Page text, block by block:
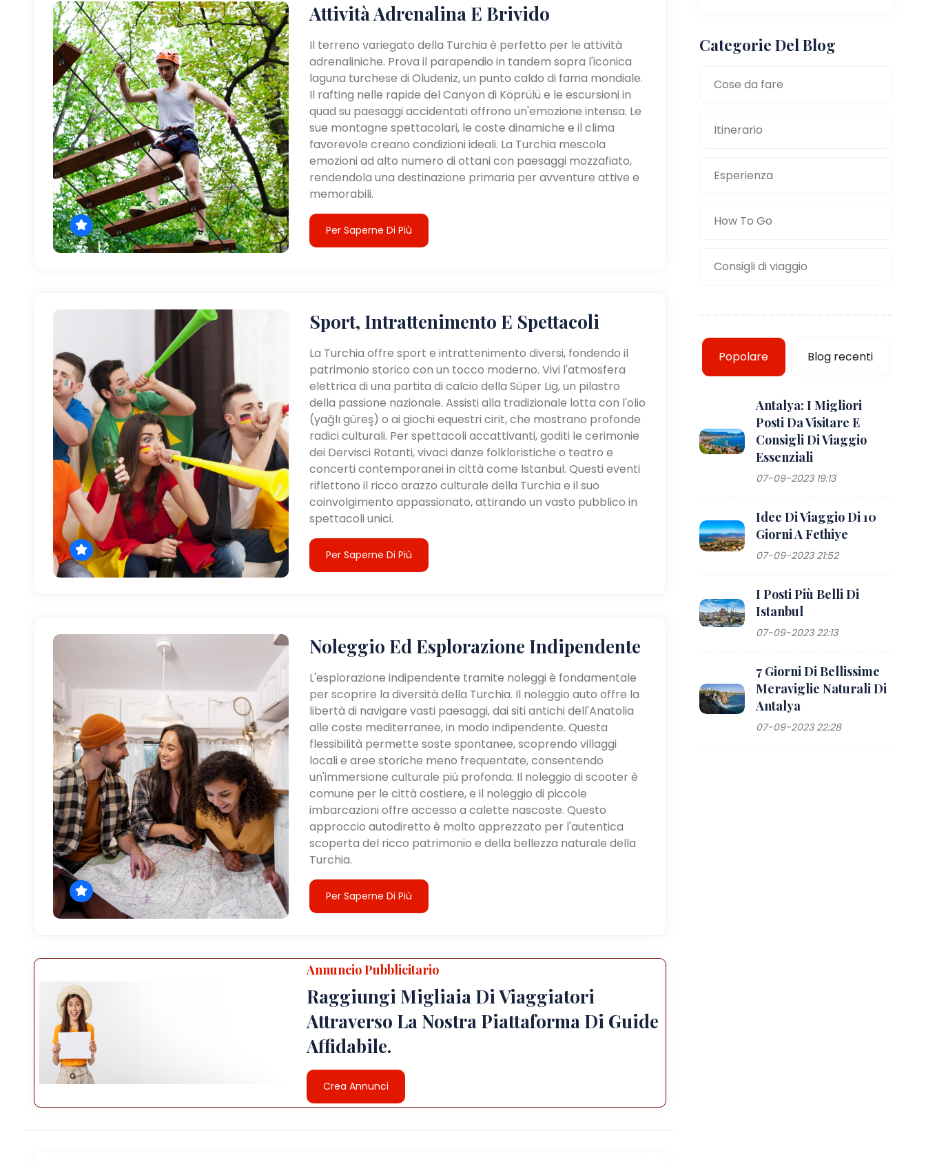
Attività Adrenalina E Brivido
Il terreno variegato della Turchia è perfetto per le attività
adrenaliniche. Prova il parapendio in tandem sopra l'iconica
laguna turchese di Oludeniz, un punto caldo di fama mondiale.
Il rafting nelle rapide del Canyon di Köprülü e le escursioni in
quad su paesaggi accidentati offrono un'emozione intensa. Le
sue montagne spettacolari, le coste dinamiche e il clima
favorevole creano condizioni ideali. La Turchia mescola
emozioni ad alto numero di ottani con paesaggi mozzafiato,
rendendola una destinazione primaria per avventure attive e
memorabili.
Per Saperne Di Più
Sport, Intrattenimento E Spettacoli
La Turchia offre sport e intrattenimento diversi, fondendo il
patrimonio storico con un tocco moderno. Vivi l'atmosfera
elettrica di una partita di calcio della Süper Lig, un pilastro
della passione nazionale. Assisti alla tradizionale lotta con l'olio
(yağlı güreş) o ai giochi equestri cirit, che mostrano profonde
radici culturali. Per spettacoli accattivanti, goditi le cerimonie
dei Dervisci Rotanti, vivaci danze folkloristiche o teatro e
concerti contemporanei in città come Istanbul. Questi eventi
riflettono il ricco arazzo culturale della Turchia e il suo
coinvolgimento appassionato, attirando un vasto pubblico in
spettacoli unici.
Per Saperne Di Più
Noleggio Ed Esplorazione Indipendente
L'esplorazione indipendente tramite noleggi è fondamentale
per scoprire la diversità della Turchia. Il noleggio auto offre la
libertà di navigare vasti paesaggi, dai siti antichi dell'Anatolia
alle coste mediterranee, in modo indipendente. Questa
flessibilità permette soste spontanee, scoprendo villaggi
locali e aree storiche meno frequentate, consentendo
un'immersione culturale più profonda. Il noleggio di scooter è
comune per le città costiere, e il noleggio di piccole
imbarcazioni offre accesso a calette nascoste. Questo
approccio autodiretto è molto apprezzato per l'autentica
scoperta del ricco patrimonio e della bellezza naturale della
Turchia.
Per Saperne Di Più
Annuncio Pubblicitario
Raggiungi Migliaia Di Viaggiatori
Attraverso La Nostra Piattaforma Di Guide
Affidabile.
Crea Annunci
Categorie Del Blog
Cose da fare
Itinerario
Esperienza
How To Go
Consigli di viaggio
Popolare Blog recenti
Antalya: I Migliori
Posti Da Visitare E
Consigli Di Viaggio
Essenziali
07-09-2023 19:13
Idee Di Viaggio Di 10
Giorni A Fethiye
07-09-2023 21:52
I Posti Più Belli Di
Istanbul
07-09-2023 22:13
7 Giorni Di Bellissime
Meraviglie Naturali Di
Antalya
07-09-2023 22:28